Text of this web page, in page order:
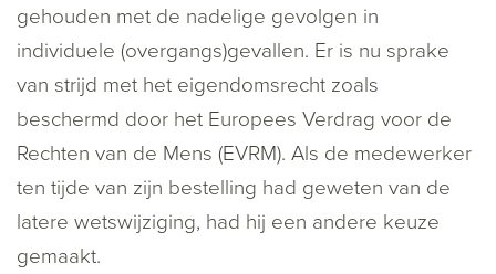
gehouden met de nadelige gevolgen in
individuele (overgangs)gevallen. Er is nu sprake
van strijd met het eigendomsrecht zoals
beschermd door het Europees Verdrag voor de
Rechten van de Mens (EVRM). Als de medewerker
ten tijde van zijn bestelling had geweten van de
latere wetswijziging, had hij een andere keuze
gemaakt.